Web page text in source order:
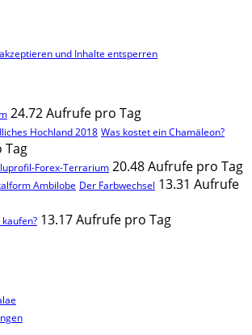
und Inhalte entsperren
24.72 Aufrufe pro Tag
Was kostet ein Chamäleon?
Tag
Forex-Terrarium 20.48 Aufrufe pro Tag
Der Farbwechsel 13.31 Aufrufe
kaufen? 13.17 Aufrufe pro Tag